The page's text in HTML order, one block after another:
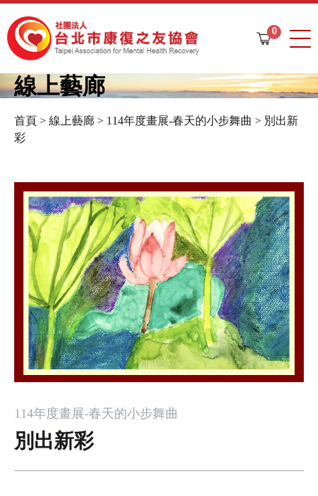
購
車
0
線上藝廊
您
這
裡
首頁 > 線上藝廊 > 114年度畫展-春天的小步舞曲 > 別出新
彩
114年度畫展-春天的小步舞曲
別出新彩